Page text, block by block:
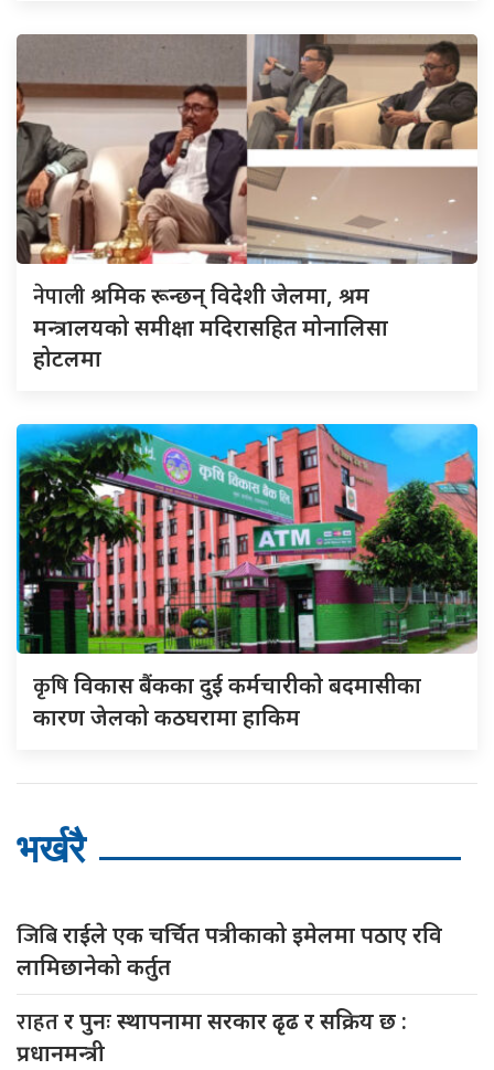
नेपालीश्रमिक रून्छन् विदेशी जेलमा, श्रम
मन्त्रालयको समीक्षा मदिरासहित मोनालिसा
होटलमा
कृषिविकास बैंकका दुई कर्मचारीकाे बदमासीका
कारण जेलको कठघरामा हाकिम
भर्खरै
जिबिराईले एक चर्चित पत्रीकाको इमेलमा पठाए रवि
लामिछानेको कर्तुत
राहतर पुनः स्थापनामा सरकार ढृढ र सक्रिय छ :
प्रधानमन्त्री